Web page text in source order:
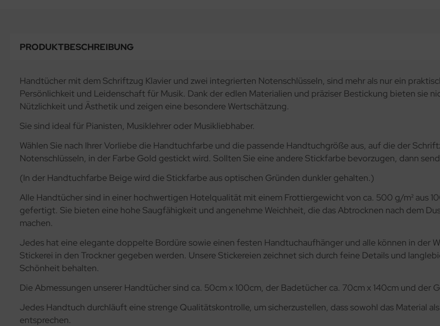
PRODUKTBESCHREIBUNG
Handtücher mit dem Schriftzug Klavier und zwei integrierten Notenschlüsseln, sind mehr als nur ein
Persönlichkeit und Leidenschaft für Musik. Dank der edlen Materialien und präziser Bestickung bieten sie
Nützlichkeit und Ästhetik und zeigen eine besondere Wertschätzung.
Sie sind ideal für Pianisten, Musiklehrer oder Musikliebhaber.
Wählen Sie nach Ihrer Vorliebe die Handtuchfarbe und die passende Handtuchgröße aus, auf die der
Notenschlüsseln, in der Farbe Gold gestickt wird. Sollten Sie eine andere Stickfarbe bevorzugen, dann
(In der Handtuchfarbe Beige wird die Stickfarbe aus optischen Gründen dunkler gehalten.)
Alle Handtücher sind in einer hochwertigen Hotelqualität mit einem Frottiergewicht von ca. 500 g/m² aus
gefertigt. Sie bieten eine hohe Saugfähigkeit und angenehme Weichheit, die das Abtrocknen nach dem
machen.
Jedes hat eine elegante doppelte Bordüre sowie einen festen Handtuchaufhänger und alle können in der
Stickerei in den Trockner gegeben werden. Unsere Stickereien zeichnet sich durch feine Details und
Schönheit behalten.
Die Abmessungen unserer Handtücher sind ca. 50cm x 100cm, der Badetücher ca. 70cm x 140cm und der
Jedes Handtuch durchläuft eine strenge Qualitätskontrolle, um sicherzustellen, dass sowohl das Material
entsprechen.